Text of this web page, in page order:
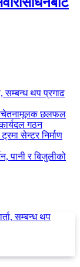
सम्बन्ध थप प्रगाढ
सचेतनामूलक छलफल
गठन
सेन्टर निर्माण
पानी र बिजुलीको